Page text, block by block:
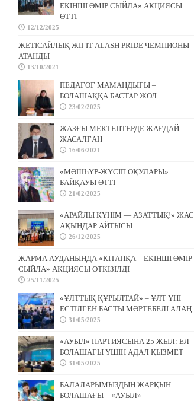
ЕКІНШІ ӨМІР СЫЙЛА» АКЦИЯСЫ
ӨТТІ
12/12/2025
ЖЕТІСАЙЛЫҚ ЖІГІТ ALASH PRIDE ЧЕМПИОНЫ
АТАНДЫ
13/10/2021
ПЕДАГОГ МАМАНДЫҒЫ –
БОЛАШАҚҚА БАСТАР ЖОЛ
23/02/2025
ЖАЗҒЫ МЕКТЕПТЕРДЕ ЖАҒДАЙ
ЖАСАЛҒАН
16/06/2021
«МӘШҺҮР-ЖҮСІП ОҚУЛАРЫ»
БАЙҚАУЫ ӨТТІ
21/02/2025
«АРАЙЛЫ КҮНІМ — АЗАТТЫҚ!» ЖАС
АҚЫНДАР АЙТЫСЫ
26/12/2025
ЖАРМА АУДАНЫНДА «КІТАПҚА – ЕКІНШІ ӨМІР
СЫЙЛА» АКЦИЯСЫ ӨТКІЗІЛДІ
25/11/2025
«ҰЛТТЫҚ ҚҰРЫЛТАЙ» – ҰЛТ ҮНІ
ЕСТІЛГЕН БАСТЫ МӘРТЕБЕЛІ АЛАҢ
31/05/2025
«АУЫЛ» ПАРТИЯСЫНА 25 ЖЫЛ: ЕЛ
БОЛАШАҒЫ ҮШІН АДАЛ ҚЫЗМЕТ
31/05/2025
БАЛАЛАРЫМЫЗДЫҢ ЖАРҚЫН
БОЛАШАҒЫ – «АУЫЛ»